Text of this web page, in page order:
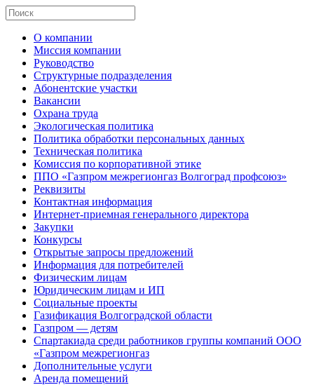
О компании
Миссия компании
Руководство
Структурные подразделения
Абонентские участки
Вакансии
Охрана труда
Экологическая политика
Политика обработки персональных данных
Техническая политика
Комиссия по корпоративной этике
ППО «Газпром межрегионгаз Волгоград профсоюз»
Реквизиты
Контактная информация
Интернет-приемная генерального директора
Закупки
Конкурсы
Открытые запросы предложений
Информация для потребителей
Физическим лицам
Юридическим лицам и ИП
Социальные проекты
Газификация Волгоградской области
Газпром — детям
Спартакиада среди работников группы компаний ООО
«Газпром межрегионгаз
Дополнительные услуги
Аренда помещений